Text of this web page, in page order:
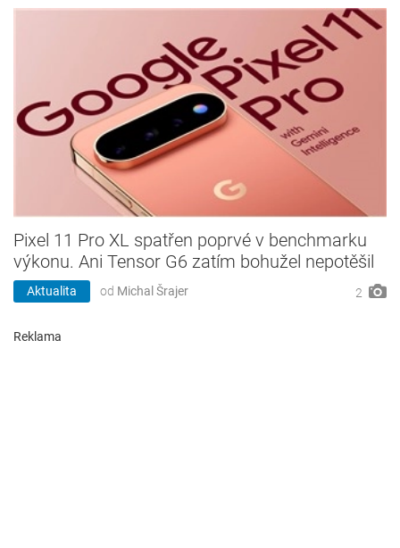
Pixel 11 Pro XL spatřen poprvé v benchmarku
výkonu. Ani Tensor G6 zatím bohužel nepotěšil
Aktualita od Michal Šrajer 2
Reklama